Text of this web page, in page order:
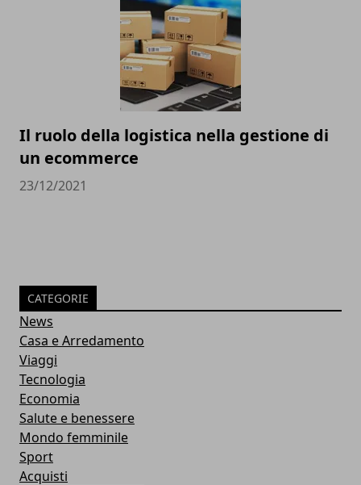
Il ruolo della logistica nella gestione di
un ecommerce
23/12/2021
CATEGORIE
News
Casa e Arredamento
Viaggi
Tecnologia
Economia
Salute e benessere
Mondo femminile
Sport
Acquisti